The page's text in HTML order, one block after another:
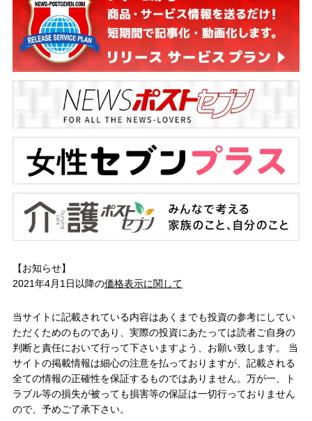
【お知らせ】
2021年4月1日以降の価格表示に関して
当サイトに記載されている内容はあくまでも投資の参考にしてい
ただくためのものであり、実際の投資にあたっては読者ご自身の
判断と責任において行って下さいますよう、お願い致します。 当
サイトの掲載情報は細心の注意を払っておりますが、記載される
全ての情報の正確性を保証するものではありません。万が一、ト
ラブル等の損失が被っても損害等の保証は一切行っておりません
ので、予めご了承下さい。